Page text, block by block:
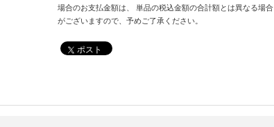
場合のお支払金額は、 単品の税込金額の合計額とは異なる場合
がございますので、予めご了承ください。
ポスト